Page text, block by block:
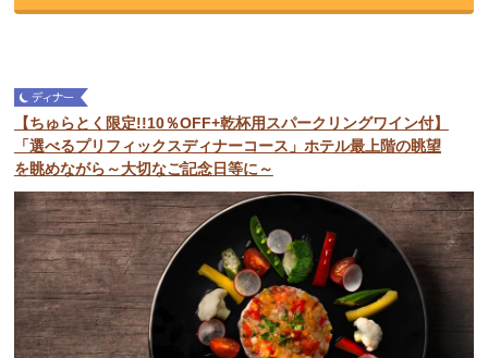
【ちゅらとく限定!!10％OFF+乾杯用スパークリングワイン付】
「選べるプリフィックスディナーコース」ホテル最上階の眺望
を眺めながら～大切なご記念日等に～